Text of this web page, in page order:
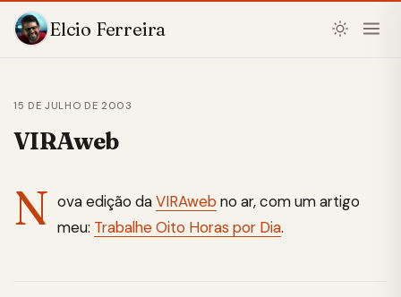
Elcio Ferreira
15 DE JULHO DE 2003
VIRAweb
N ova edição daVIRAweb no ar, com um artigo
meu: Trabalhe Oito Horas por Dia.